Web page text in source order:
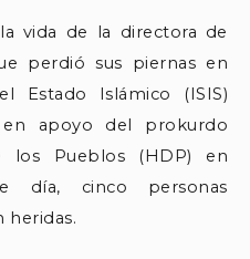
vida de la directora de
perdió sus piernas en
Estado Islámico (ISIS)
en apoyo del prokurdo
los Pueblos (HDP) en
día, cinco personas
heridas.